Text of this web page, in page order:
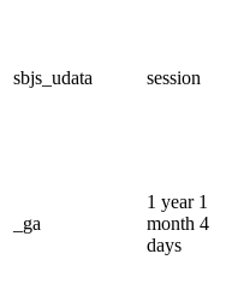
sbjs_udata session
_ga
1 year 1
month 4
days